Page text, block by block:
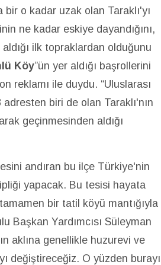
bir o kadar uzak olan Taraklı'yı
ne kadar eskiye dayandığını,
ilk topraklardan olduğunu
Köy”ün yer aldığı başrollerini
reklamı ile duydu. “Uluslarası
biri de olan Taraklı'nın
geçinmesinden aldığı
andıran bu ilçe Türkiye'nin
yapacak. Bu tesisi hayata
bir tatil köyü mantığıyla
Başkan Yardımcısı Süleyman
aklına genellikle huzurevi ve
değiştireceğiz. O yüzden burayı